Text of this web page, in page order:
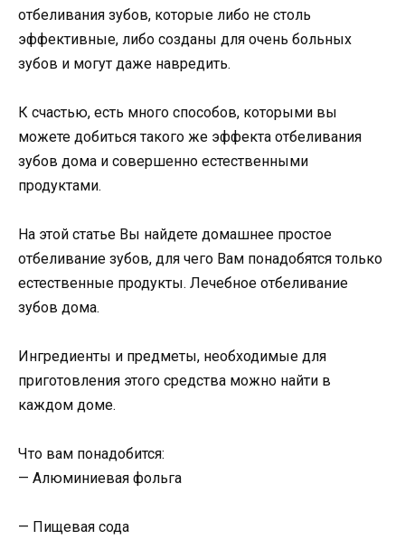
отбеливания зубов, которые либо не столь
эффективные, либо созданы для очень больных
зубов и могут даже навредить.
К счастью, есть много способов, которыми вы
можете добиться такого же эффекта отбеливания
зубов дома и совершенно естественными
продуктами.
На этой статье Вы найдете домашнее простое
отбеливание зубов, для чего Вам понадобятся только
естественные продукты. Лечебное отбеливание
зубов дома.
Ингредиенты и предметы, необходимые для
приготовления этого средства можно найти в
каждом доме.
Что вам понадобится:
— Алюминиевая фольга
— Пищевая сода